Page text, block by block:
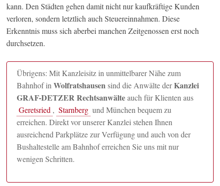
kann. Den Städten gehen damit nicht nur kaufkräftige Kunden
verloren, sondern letztlich auch Steuereinnahmen. Diese
Erkenntnis muss sich aberbei manchen Zeitgenossen erst noch
durchsetzen.
Übrigens: Mit Kanzleisitz in unmittelbarer Nähe zum
Bahnhof inWolfratshausensind die Anwälte derKanzlei
GRAF-DETZER Rechtsanwälteauch für Klienten aus
Geretsried , Starnberg und München bequem zu
erreichen. Direkt vor unserer Kanzlei stehen Ihnen
ausreichend Parkplätze zur Verfügung und auch von der
Bushaltestelle am Bahnhof erreichen Sie uns mit nur
wenigen Schritten.